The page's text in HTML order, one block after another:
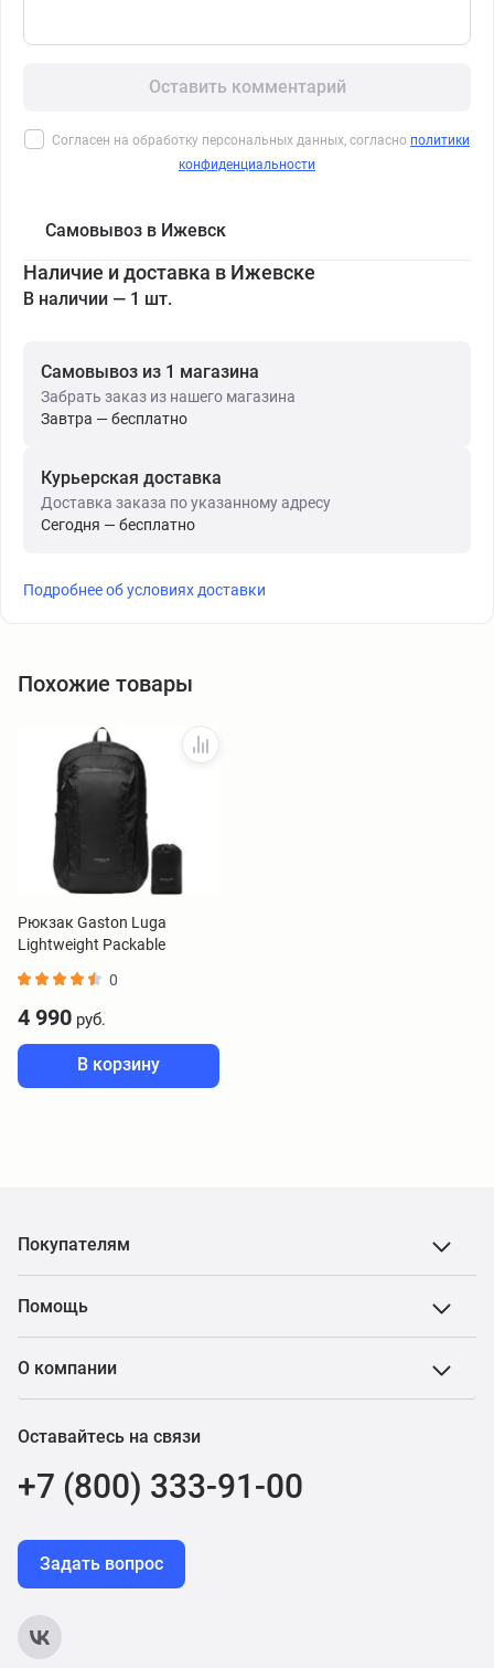
Оставить комментарий
Согласен на обработку персональных данных, согласно политики
конфиденциальности
Самовывоз в Ижевск
Наличие и доставка в Ижевске
В наличии — 1 шт.
Самовывоз из 1 магазина
Забрать заказ из нашего магазина
Завтра — бесплатно
Курьерская доставка
Доставка заказа по указанному адресу
Сегодня — бесплатно
Подробнее об условиях доставки
Похожие товары
Рюкзак Gaston Luga
Lightweight Packable
0
4 990 руб.
В корзину
Покупателям
Помощь
О компании
Оставайтесь на связи
+7 (800) 333-91-00
Задать вопрос